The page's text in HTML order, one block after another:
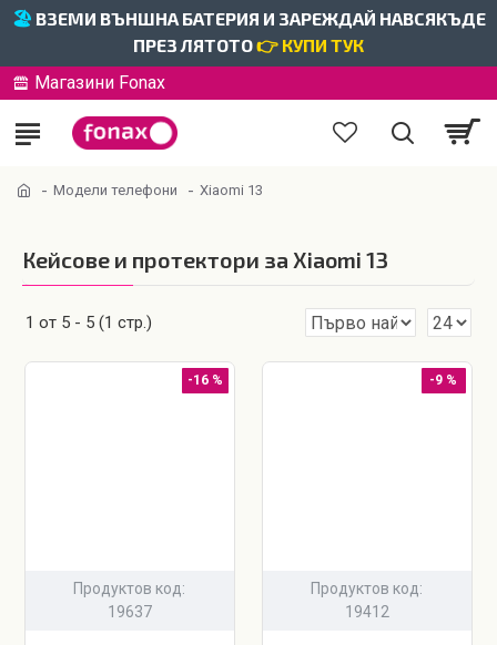
🏖️ ВЗЕМИ ВЪНШНА БАТЕРИЯ И ЗАРЕЖДАЙ НАВСЯКЪДЕ
ПРЕЗ ЛЯТОТО👉 КУПИ ТУК
Магазини Fonax
Модели телефони Xiaomi 13
Кейсове и протектори за Xiaomi 13
1 от 5 - 5 (1 стр.)
-16 %
Продуктов код:
19637
-9 %
Продуктов код:
19412